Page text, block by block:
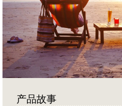
产品故事